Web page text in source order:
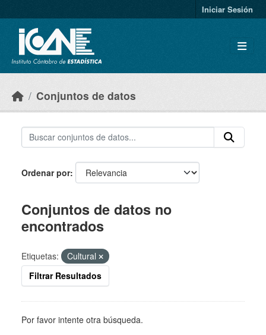
Iniciar Sesión
Conjuntos de datos
Ordenar por
Conjuntos de datos no
encontrados
Etiquetas:
Cultural
Filtrar Resultados
Por favor intente otra búsqueda.